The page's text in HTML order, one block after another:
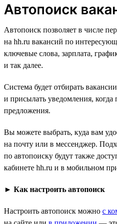
Автопоиск
Автопоиск позволяет в числе
на hh.ru вакансий по
ключевые слова, зарплата,
и так далее.
Система будет отбирать
и присылать уведомления, когда
предложения.
Вы можете выбрать, куда вам
на почту или в мессенджер.
по автопоиску будут также
кабинете hh.ru и в мобильном
► Как настроить автопоиск
Настроить автопоиск можно с